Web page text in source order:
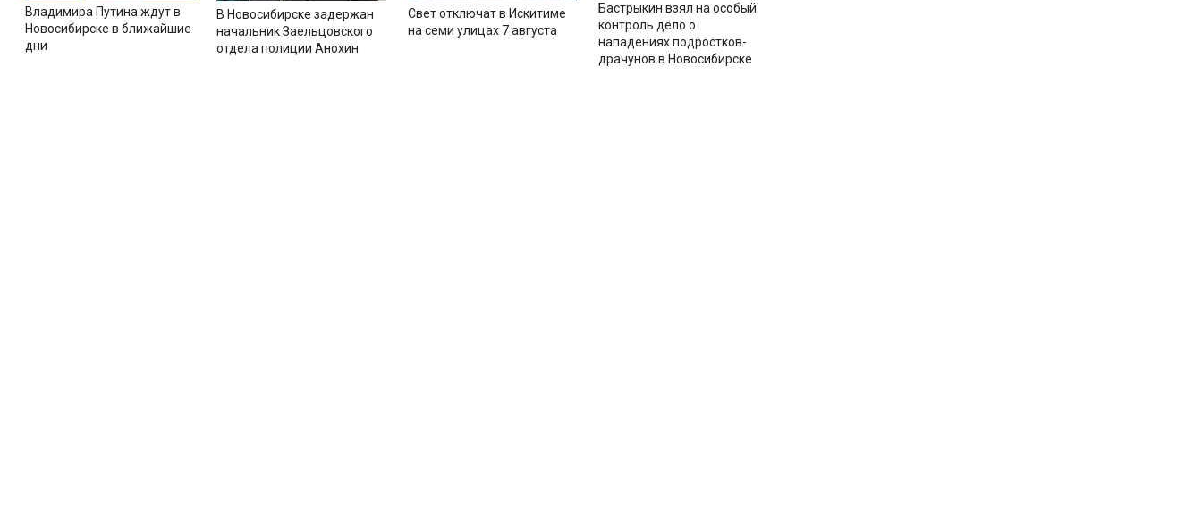
Владимира Путина ждут в
Новосибирске в ближайшие
дни
В Новосибирске задержан
начальник Заельцовского
отдела полиции Анохин
Свет отключат в Искитиме
на семи улицах 7 августа
Бастрыкин взял на особый
контроль дело о
нападениях подростков-
драчунов в Новосибирске